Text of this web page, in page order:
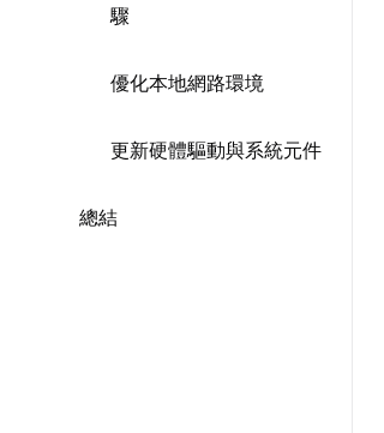
驟
優化本地網路環境
更新硬體驅動與系統元件
總結